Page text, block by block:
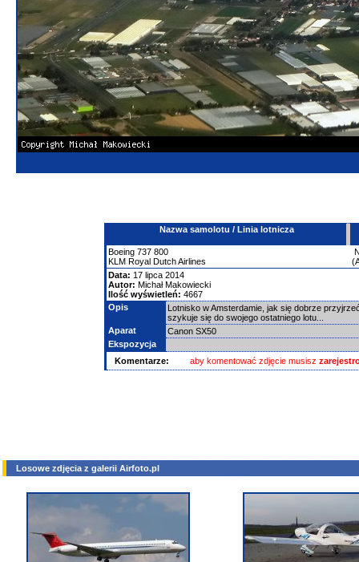
Nazwa samolotu / Linia lotnicza
Boeing 737 800
KLM Royal Dutch Airlines
Data: 17 lipca 2014
Autor: Michał Makowiecki
Ilość wyświetleń: 4667
Opis
Lotnisko w Amsterdamie, jak się dobrze
szykuje się do swojego ostatniego lotu...
Aparat
Canon SX50
Ekspozycja
Komentarze:
aby komentować zdjęcie musisz
Losowe zdjęcia z galerii Airfoto.pl